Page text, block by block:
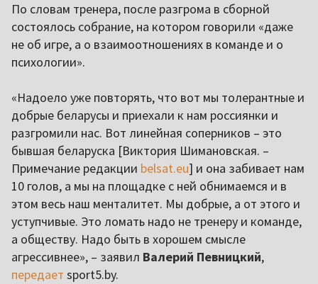
По словам тренера, после разгрома в сборной
состоялось собрание, на котором говорили «даже
не об игре, а о взаимоотношениях в команде и о
психологии».
«Надоело уже повторять, что вот мы толерантные и
добрые беларусы и приехали к нам россиянки и
разгромили нас. Вот линейная соперников – это
бывшая беларуска [Виктория Шимановская. –
Примечание редакции belsat.eu] и она забивает нам
10 голов, а мы на площадке с ней обнимаемся и в
этом весь наш менталитет. Мы добрые, а от этого и
уступчивые. Это ломать надо не тренеру и команде,
а обществу. Надо быть в хорошем смысле
агрессивнее», – заявил Валерий Певницкий,
передает sport5.by.